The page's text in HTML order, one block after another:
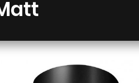
Вытяжки
ВСЕ